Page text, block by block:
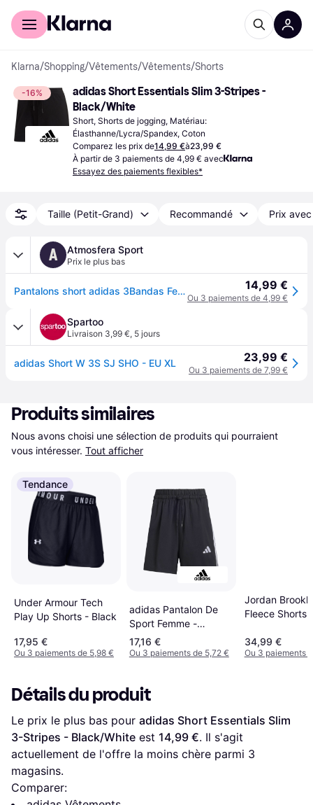
Acheter avec Klarna
Klarna/Shopping/Vêtements/Vêtements/Shorts
-16%
adidas Short Essentials Slim 3-Stripes -
Black/White
Short, Shorts de jogging, Matériau:
Élasthanne/Lycra/Spandex, Coton
Comparez les prix de14,99 €à23,99 €
À partir de 3 paiements de 4,99 € avec
Essayez des paiements flexibles*
Taille (Petit-Grand) Recommandé Prix
A Atmosfera Sport
Prix le plus bas
Pantalons short adidas 3Bandas Femme Noir 14,99 €
Ou 3 paiements de 4,99 €
Spartoo
Livraison 3,99 €, 5 jours
adidas Short W 3S SJ SHO - EU XL 23,99 €
Ou 3 paiements de 7,99 €
Produits similaires
Nous avons choisi une sélection de produits qui pourraient
vous intéresser. Tout afficher
Tendance
Under Armour Tech
Play Up Shorts - Black
17,95 €
Ou 3 paiements de 5,98 €
adidas Pantalon De
Sport Femme -
Black/White
17,16 €
Ou 3 paiements de 5,72 €
Jordan
Fleece Shorts -
34,99 €
Ou 3 paiements
Détails du produit
Le prix le plus bas pour adidas Short Essentials Slim
3-Stripes - Black/White est 14,99 €. Il s'agit
actuellement de l'offre la moins chère parmi 3
magasins.
Comparer: